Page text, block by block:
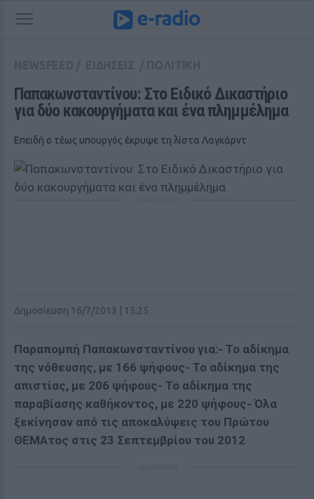
Παπακωνσταντίνου: Στο Ειδικό Δικαστήριο
για δύο κακουργήματα και ένα πλημμέλημα
Επειδή ο τέως υπουργός έκρυψε τη λίστα Λαγκάρντ
Δημοσίευση 16/7/2013 | 15:25
Παραπομπή Παπακωνσταντίνου για:- Το αδίκημα
της νόθευσης, με 166 ψήφους- Το αδίκημα της
απιστίας, με 206 ψήφους- Το αδίκημα της
παραβίασης καθήκοντος, με 220 ψήφους- Όλα
ξεκίνησαν από τις αποκαλύψεις του Πρώτου
ΘΕΜΑτος στις 23 Σεπτεμβρίου του 2012